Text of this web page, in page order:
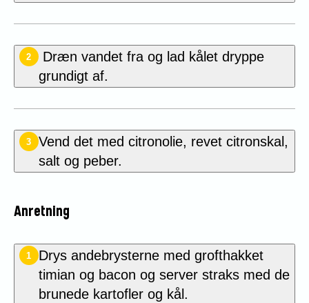
2
Dræn vandet fra og lad kålet dryppe
grundigt af.
3
Vend det med citronolie, revet citronskal,
salt og peber.
Anretning
1
Drys andebrysterne med grofthakket
timian og bacon og server straks med de
brunede kartofler og kål.